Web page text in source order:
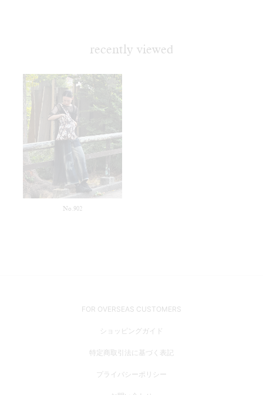
recently viewed
No.902
FOR OVERSEAS CUSTOMERS
ショッピングガイド
特定商取引法に基づく表記
プライバシーポリシー